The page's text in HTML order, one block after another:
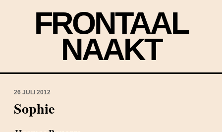
FRONTAAL
NAAKT
26 JULI 2012
Sophie